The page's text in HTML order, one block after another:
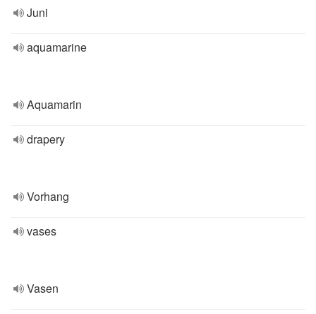
Juni
aquamarine
Aquamarin
drapery
Vorhang
vases
Vasen